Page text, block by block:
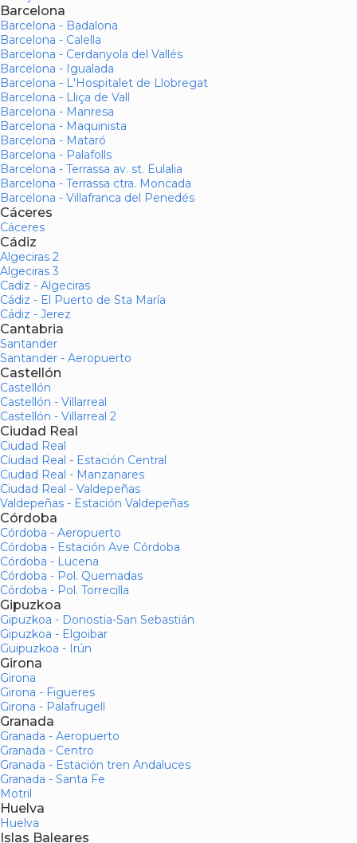
Barcelona
Barcelona - Badalona
Barcelona - Calella
Barcelona - Cerdanyola del Vallés
Barcelona - Igualada
Barcelona - L'Hospitalet de Llobregat
Barcelona - Lliça de Vall
Barcelona - Manresa
Barcelona - Maquinista
Barcelona - Mataró
Barcelona - Palafolls
Barcelona - Terrassa av. st. Eulalia
Barcelona - Terrassa ctra. Moncada
Barcelona - Villafranca del Penedés
Cáceres
Cáceres
Cádiz
Algeciras 2
Algeciras 3
Cadiz - Algeciras
Cádiz - El Puerto de Sta María
Cádiz - Jerez
Cantabria
Santander
Santander - Aeropuerto
Castellón
Castellón
Castellón - Villarreal
Castellón - Villarreal 2
Ciudad Real
Ciudad Real
Ciudad Real - Estación Central
Ciudad Real - Manzanares
Ciudad Real - Valdepeñas
Valdepeñas - Estación Valdepeñas
Córdoba
Córdoba - Aeropuerto
Córdoba - Estación Ave Córdoba
Córdoba - Lucena
Córdoba - Pol. Quemadas
Córdoba - Pol. Torrecilla
Gipuzkoa
Gipuzkoa - Donostia-San Sebastián
Gipuzkoa - Elgoibar
Guipuzkoa - Irún
Girona
Girona
Girona - Figueres
Girona - Palafrugell
Granada
Granada - Aeropuerto
Granada - Centro
Granada - Estación tren Andaluces
Granada - Santa Fe
Motril
Huelva
Huelva
Islas Baleares